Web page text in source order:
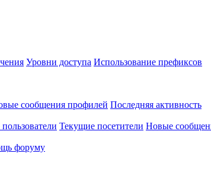
Уровни доступа Использование префиксов
сообщения профилей Последняя активность
Текущие посетители Новые
форуму